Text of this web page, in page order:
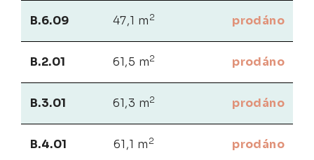
B.6.09 47,1 m 2 prodáno
B.2.01 61,5 m2 prodáno
B.3.01 61,3 m2 prodáno
B.4.01 61,1 m 2 prodáno